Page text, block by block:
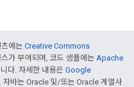
에는 Creative Commons
가 부여되며, 코드 샘플에는 Apache
다. 자세한 내용은 Google
자바는 Oracle 및/또는 Oracle 계열사